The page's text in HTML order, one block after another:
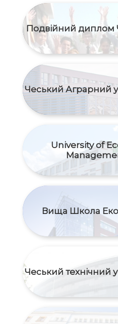
Подвійний диплом
Чеський Аграрний
University of
Вища Школа
Чеський технічний